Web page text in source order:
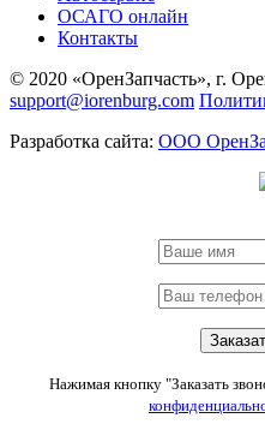
ОСАГО онлайн
Контакты
© 2020 «ОренЗапчасть», г.
support@iorenburg.com
Разработка сайта: ООО
Нажимая кнопку "Заказать